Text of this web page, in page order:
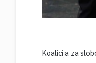
Koalicija za